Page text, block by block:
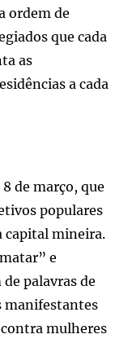
ordem de
que cada
as
a cada
de março, que
populares
capital mineira.
e
palavras de
manifestantes
mulheres